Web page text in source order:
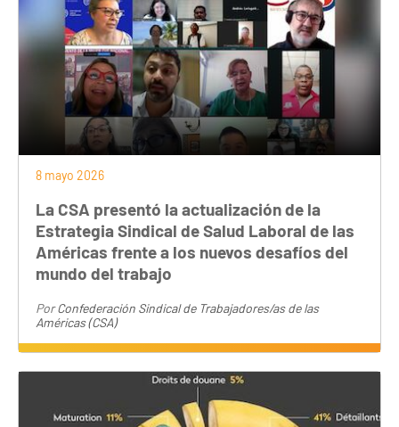
8 mayo 2026
La CSA presentó la actualización de la
Estrategia Sindical de Salud Laboral de las
Américas frente a los nuevos desafíos del
mundo del trabajo
PorConfederación Sindical de Trabajadores/as de las
Américas (CSA)